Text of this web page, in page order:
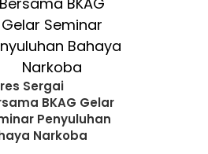
Sergai
BKAG Gelar
Penyuluhan
Narkoba